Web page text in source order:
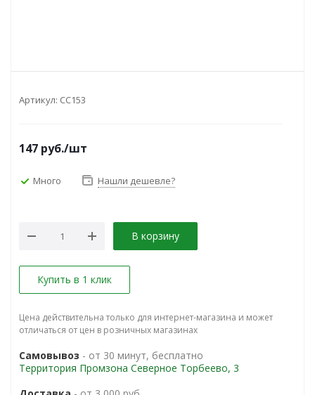
Артикул: CC153
147 руб./шт
Много Нашли дешевле?
В корзину
Купить в 1 клик
Цена действительна только для интернет-магазина и может
отличаться от цен в розничных магазинах
Самовывоз - от 30 минут, бесплатно
Территория Промзона Северное Торбеево, 3